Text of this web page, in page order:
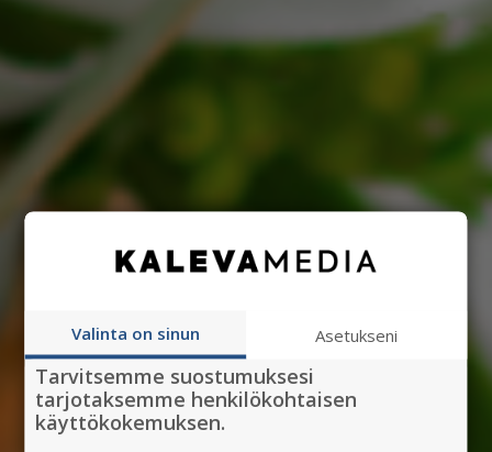
Valinta on sinun Asetukseni
Tarvitsemme suostumuksesi
tarjotaksemme henkilökohtaisen
käyttökokemuksen.